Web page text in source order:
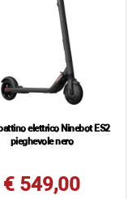
elettrico Ninebot ES2
pieghevole nero
€ 549,00